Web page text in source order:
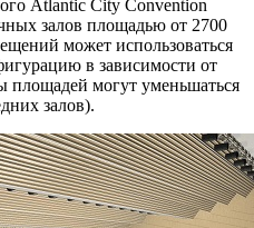
Atlantic City Convention
залов площадью от 2700
может использоваться
в зависимости от
площадей могут уменьшаться
залов).